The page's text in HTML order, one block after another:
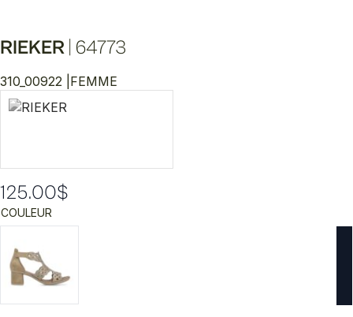
RIEKER 64773
310_00922 | FEMME
125.00$
COULEUR